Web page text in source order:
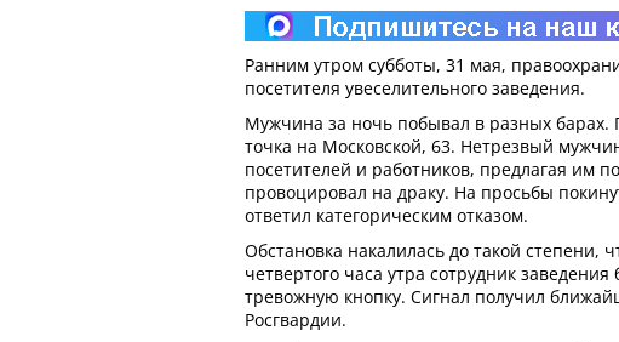
Ранним утром субботы, 31 мая,
посетителя увеселительного заведения.
Мужчина за ночь побывал в разных барах.
точка на Московской, 63. Нетрезвый
посетителей и работников, предлагая им
провоцировал на драку. На просьбы
ответил категорическим отказом.
Обстановка накалилась до такой степени,
четвертого часа утра сотрудник
тревожную кнопку. Сигнал получил
Росгвардии.